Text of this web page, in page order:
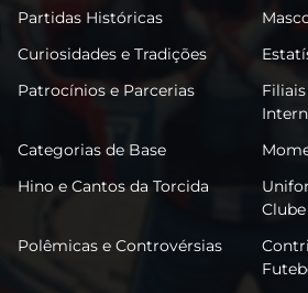
Partidas Históricas
Curiosidades e Tradições
Patrocínios e Parcerias
Categorias de Base
Hino e Cantos da Torcida
Clube
Polêmicas e Controvérsias